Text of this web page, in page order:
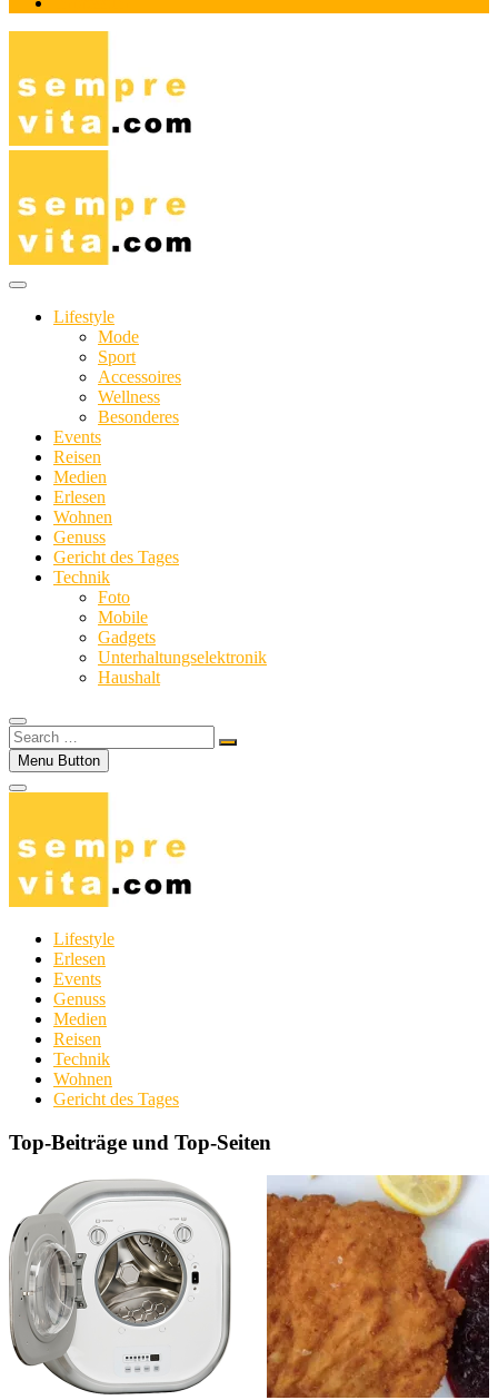
Lifestyle
Mode
Sport
Accessoires
Wellness
Besonderes
Events
Reisen
Medien
Erlesen
Wohnen
Genuss
Gericht des Tages
Technik
Foto
Mobile
Gadgets
Unterhaltungselektronik
Haushalt
Search
…Menu Button
Lifestyle
Erlesen
Events
Genuss
Medien
Reisen
Technik
Wohnen
Gericht des Tages
Top-Beiträge und Top-Seiten